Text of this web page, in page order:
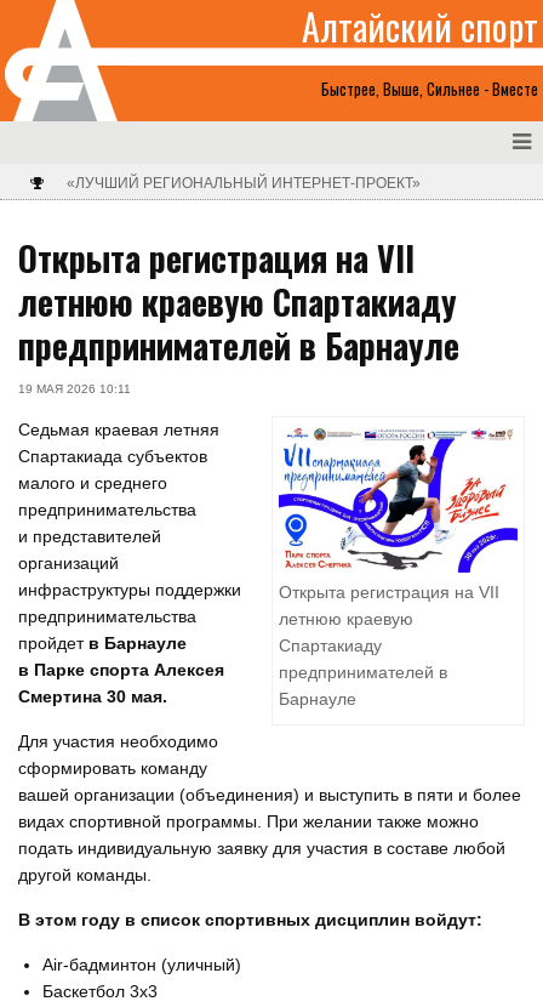
Быстрее, Выше, Сильнее - Вместе
Алтайский спорт
«ЛУЧШИЙ РЕГИОНАЛЬНЫЙ ИНТЕРНЕТ-ПРОЕКТ»
Открыта регистрация на VII
летнюю краевую Спартакиаду
предпринимателей в Барнауле
19 МАЯ 2026 10:11
Открыта регистрация на VII
летнюю краевую
Спартакиаду
предпринимателей в
Барнауле
Седьмая краевая летняя
Спартакиада субъектов
малого и среднего
предпринимательства
и представителей
организаций
инфраструктуры поддержки
предпринимательства
пройдет в Барнауле
в Парке спорта Алексея
Смертина 30 мая.
Для участия необходимо
сформировать команду
вашей организации (объединения) и выступить в пяти и более
видах спортивной программы. При желании также можно
подать индивидуальную заявку для участия в составе любой
другой команды.
В этом году в список спортивных дисциплин войдут:
Air-бадминтон (уличный)
Баскетбол 3х3